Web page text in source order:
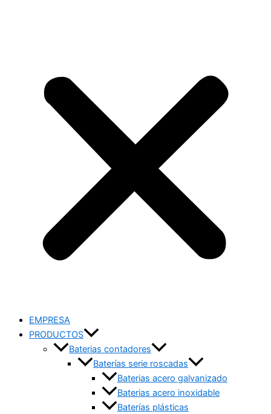
EMPRESA
PRODUCTOS
Baterias contadores
Baterías serie roscadas
Baterias acero galvanizado
Baterias acero inoxidable
Baterías plásticas